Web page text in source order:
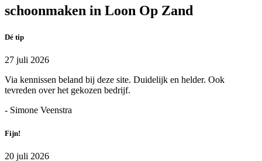
schoonmaken in Loon Op Zand
Dé tip
27 juli 2026
Via kennissen beland bij deze site. Duidelijk en helder. Ook
tevreden over het gekozen bedrijf.
- Simone Veenstra
Fijn!
20 juli 2026